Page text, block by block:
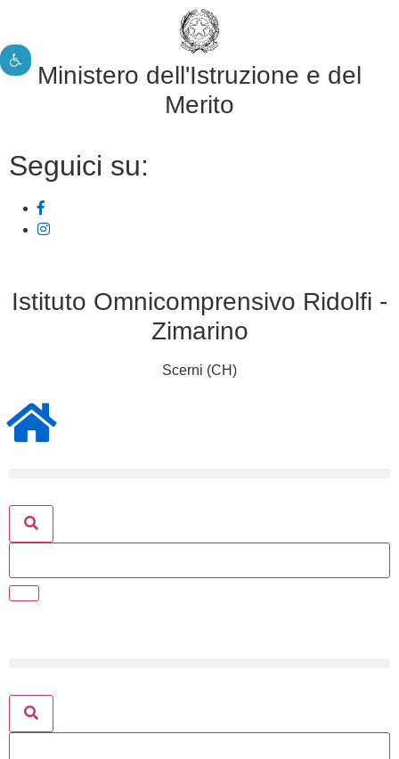
Ministero dell'Istruzione e del
Merito
Seguici su:
Istituto Omnicomprensivo Ridolfi -
Zimarino
Scerni (CH)
Apri la barra degli strumenti